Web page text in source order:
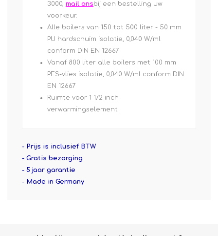
3000, mail onsbij een bestelling uw
voorkeur.
Alle boilers van 150 tot 500 liter - 50 mm
PU hardschuim isolatie, 0,040 W/ml
conform DIN EN 12667
Vanaf 800 liter alle boilers met 100 mm
PES-vlies isolatie, 0,040 W/ml conform DIN
EN 12667
Ruimte voor 1 1/2 inch
verwarmingselement
- Prijs is inclusief BTW
- Gratis bezorging
- 5 jaar garantie
- Made in Germany